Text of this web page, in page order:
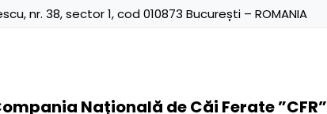
nr. 38, sector 1, cod 010873 București – ROMANIA
Națională de Căi Ferate